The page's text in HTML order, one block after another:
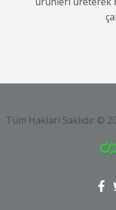
Tüm Hakları Saklıdır ©